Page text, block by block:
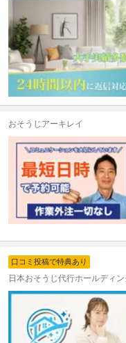
おそうじアーキレイ
口コミ投稿で特典あり
日本おそうじ代行ホールディ